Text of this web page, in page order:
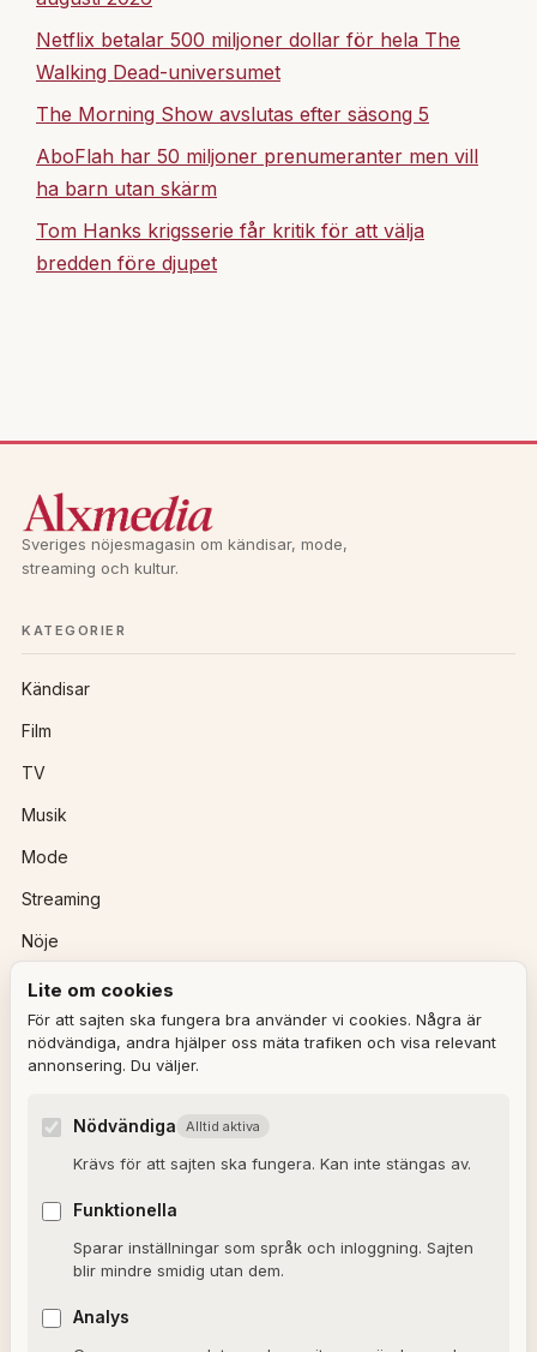
Netflix betalar 500 miljoner dollar för hela The
Walking Dead-universumet
The Morning Show avslutas efter säsong 5
AboFlah har 50 miljoner prenumeranter men vill
ha barn utan skärm
Tom Hanks krigsserie får kritik för att välja
bredden före djupet
Sveriges nöjesmagasin om kändisar, mode,
streaming och kultur.
KATEGORIER
Kändisar
Film
TV
Musik
Mode
Streaming
Nöje
Ulla Granqvist
Lite om cookies
För att sajten ska fungera bra använder vi cookies. Några är
nödvändiga, andra hjälper oss mäta trafiken och visa relevant
annonsering. Du väljer.
Nödvändiga Alltid aktiva
Krävs för att sajten ska fungera. Kan inte stängas av.
Funktionella
Sparar inställningar som språk och inloggning. Sajten
blir mindre smidig utan dem.
Analys